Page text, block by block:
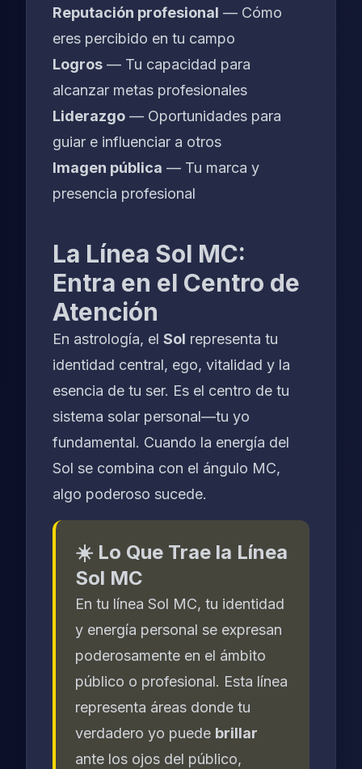
Reputación profesional — Cómo
eres percibido en tu campo
Logros — Tu capacidad para
alcanzar metas profesionales
Liderazgo — Oportunidades para
guiar e influenciar a otros
Imagen pública — Tu marca y
presencia profesional
La Línea Sol MC:
Entra en el Centro de
Atención
En astrología, el Sol representa tu
identidad central, ego, vitalidad y la
esencia de tu ser. Es el centro de tu
sistema solar personal—tu yo
fundamental. Cuando la energía del
Sol se combina con el ángulo MC,
algo poderoso sucede.
☀️ Lo Que Trae la Línea
Sol MC
En tu línea Sol MC, tu identidad
y energía personal se expresan
poderosamente en el ámbito
público o profesional. Esta línea
representa áreas donde tu
verdadero yo puede brillar
ante los ojos del público,